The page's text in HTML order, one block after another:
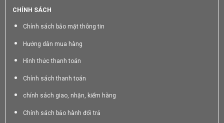
CHÍNH SÁCH
Chính sách bảo mật thông tin
Hướng dẫn mua hàng
Hình thức thanh toán
Chính sách thanh toán
chính sách giao, nhận, kiểm hàng
Chính sách bảo hành đổi trả